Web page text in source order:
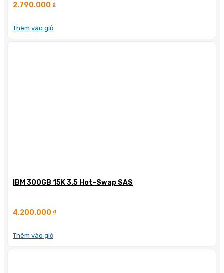
2.790.000 ₫
Thêm vào giỏ
IBM 300GB 15K 3.5 Hot-Swap SAS
4.200.000 ₫
Thêm vào giỏ